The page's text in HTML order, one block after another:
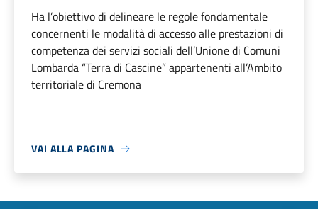
Ha l’obiettivo di delineare le regole fondamentale
concernenti le modalità di accesso alle prestazioni di
competenza dei servizi sociali dell’Unione di Comuni
Lombarda “Terra di Cascine” appartenenti all’Ambito
territoriale di Cremona
VAI ALLA PAGINA